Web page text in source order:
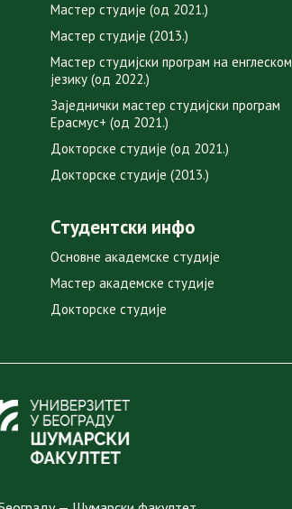
Мастер студије (од 2021.)
Мастер студије (2013.)
Мастер студијски програм на енглеском
језику (од 2022.)
Заједнички мастер студијски програм
Ерасмус+ (од 2021.)
Докторске студије (од 2021.)
Докторске студије (2013.)
Студентски инфо
Основне академске студије
Мастер академске студије
Докторске студије